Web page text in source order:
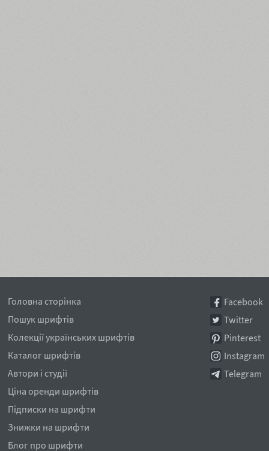
Головна сторінка
Пошук шрифтів
Колекції українських шрифтів
Каталог шрифтів
Автори і студії
Ціна оренди шрифтів
Підписки на шрифти
Знижки на шрифти
Блог про шрифти
Facebook
Twitter
Pinterest
Instagram
Telegram